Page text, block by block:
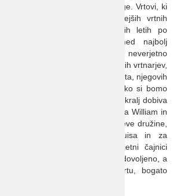
in Camille, kraljice soproge. Vrtovi, ki
of Wales s pomočjo najvidnejših vrtnih
v zadnjih več kot štiridesetih letih po
principih vrtnarjenja, sodijo med najbolj
vrtove na otoku. Po neverjetno
nas bo popeljal eden od uradnih vrtnarjev,
množico anekdot o nastajanju vrta, njegovih
v različnih letnih časih. Lahko si bomo
vrta vdelana darila, ki jih kralj dobiva
kje sta se kot otroka igrala princa William in
hiško za najmlajše člane kraljeve družine,
mlajšega bratca Louisa in za
Po ogledu nam bodo v prijetni čajnici
posestvu fotografiranje žal ni dovoljeno, a
kupiti monografijo o vrtu, bogato